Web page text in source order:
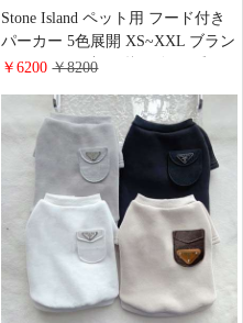
Stone Island ペット用 フード付き
パーカー 5色展開 XS~XXL ブラン
ド ペット服 犬用 秋服 冬服 暖か
イランド ロゴ ペットウェア フー
ドパーカー トレーナー 人気 かわ
￥6200￥8200